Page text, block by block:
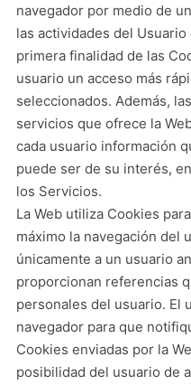
navegador por medio de
las actividades del
primera finalidad de las
usuario un acceso más
seleccionados. Además,
servicios que ofrece la
cada usuario información
puede ser de su interés,
los Servicios.
La Web utiliza Cookies
máximo la navegación del
únicamente a un usuario
proporcionan referencias
personales del usuario. El
navegador para que
Cookies enviadas por la
posibilidad del usuario de